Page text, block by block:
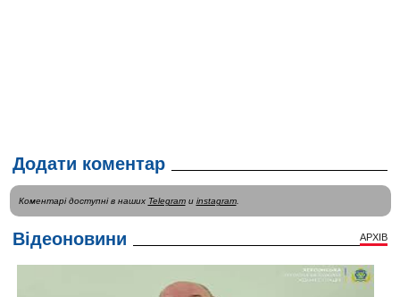
Додати коментар
Коментарі доступні в наших Telegramи instagram.
Відеоновини АРХІВ